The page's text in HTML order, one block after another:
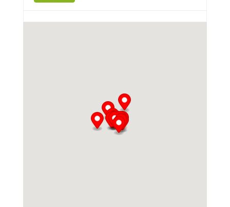
Cerro Rumisapa
Cerro Yanacauri